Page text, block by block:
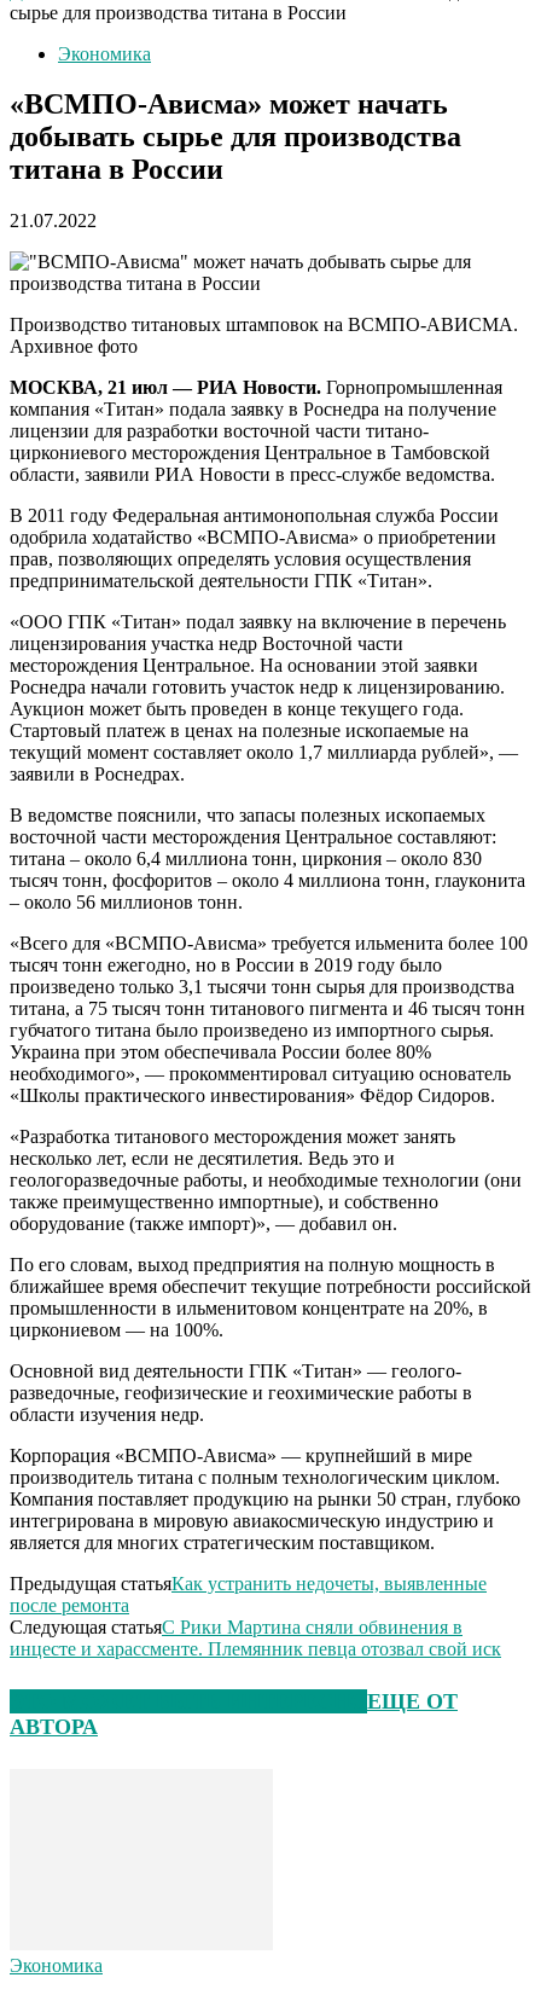
сырье для производства титана в России
Экономика
«ВСМПО-Ависма» может начать
добывать сырье для производства
титана в России
21.07.2022
Производство титановых штамповок на ВСМПО-АВИСМА.
Архивное фото
МОСКВА, 21 июл — РИА Новости. Горнопромышленная
компания «Титан» подала заявку в Роснедра на получение
лицензии для разработки восточной части титано-
циркониевого месторождения Центральное в Тамбовской
области, заявили РИА Новости в пресс-службе ведомства.
В 2011 году Федеральная антимонопольная служба России
одобрила ходатайство «ВСМПО-Ависма» о приобретении
прав, позволяющих определять условия осуществления
предпринимательской деятельности ГПК «Титан».
«ООО ГПК «Титан» подал заявку на включение в перечень
лицензирования участка недр Восточной части
месторождения Центральное. На основании этой заявки
Роснедра начали готовить участок недр к лицензированию.
Аукцион может быть проведен в конце текущего года.
Стартовый платеж в ценах на полезные ископаемые на
текущий момент составляет около 1,7 миллиарда рублей», —
заявили в Роснедрах.
В ведомстве пояснили, что запасы полезных ископаемых
восточной части месторождения Центральное составляют:
титана – около 6,4 миллиона тонн, циркония – около 830
тысяч тонн, фосфоритов – около 4 миллиона тонн, глауконита
– около 56 миллионов тонн.
«Всего для «ВСМПО-Ависма» требуется ильменита более 100
тысяч тонн ежегодно, но в России в 2019 году было
произведено только 3,1 тысячи тонн сырья для производства
титана, а 75 тысяч тонн титанового пигмента и 46 тысяч тонн
губчатого титана было произведено из импортного сырья.
Украина при этом обеспечивала России более 80%
необходимого», — прокомментировал ситуацию основатель
«Школы практического инвестирования» Фёдор Сидоров.
«Разработка титанового месторождения может занять
несколько лет, если не десятилетия. Ведь это и
геологоразведочные работы, и необходимые технологии (они
также преимущественно импортные), и собственно
оборудование (также импорт)», — добавил он.
По его словам, выход предприятия на полную мощность в
ближайшее время обеспечит текущие потребности российской
промышленности в ильменитовом концентрате на 20%, в
циркониевом — на 100%.
Основной вид деятельности ГПК «Титан» — геолого-
разведочные, геофизические и геохимические работы в
области изучения недр.
Корпорация «ВСМПО-Ависма» — крупнейший в мире
производитель титана с полным технологическим циклом.
Компания поставляет продукцию на рынки 50 стран, глубоко
интегрирована в мировую авиакосмическую индустрию и
является для многих стратегическим поставщиком.
Предыдущая статьяКак устранить недочеты, выявленные
после ремонта
Следующая статьяС Рики Мартина сняли обвинения в
инцесте и харассменте. Племянник певца отозвал свой иск
ЕЩЕ ОТ
АВТОРА
Экономика